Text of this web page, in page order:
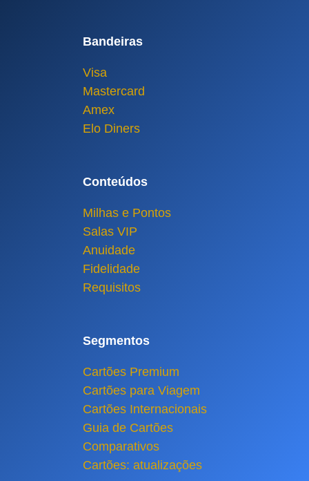
Bandeiras
Visa
Mastercard
Amex
Elo Diners
Conteúdos
Milhas e Pontos
Salas VIP
Anuidade
Fidelidade
Requisitos
Segmentos
Cartões Premium
Cartões para Viagem
Cartões Internacionais
Guia de Cartões
Comparativos
Cartões: atualizações